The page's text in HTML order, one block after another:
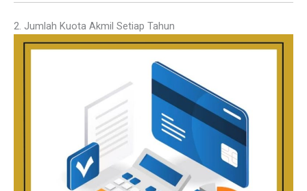
2. Jumlah Kuota Akmil Setiap Tahun